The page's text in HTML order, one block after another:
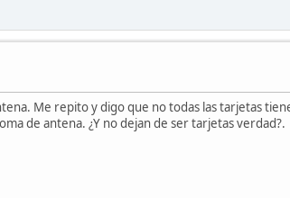
Me repito y digo que no todas las tarjetas
de antena. ¿Y no dejan de ser tarjetas verdad?.